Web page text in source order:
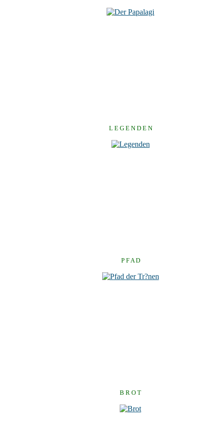
L E G E N D E N
P F A D
B R O T